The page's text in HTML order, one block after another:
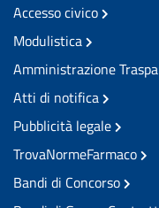
Accesso civico
Modulistica
Amministrazione
Atti di notifica
Pubblicità legale
TrovaNormeFarmaco
Bandi di Concorso